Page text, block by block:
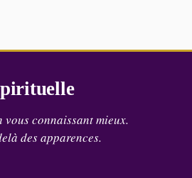
vous connaissant mieux.
des apparences.